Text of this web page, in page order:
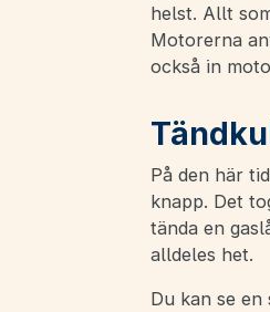
helst. Allt
Motorerna
också in
På den här
knapp. Det
tända en
alldeles het.
Du kan se